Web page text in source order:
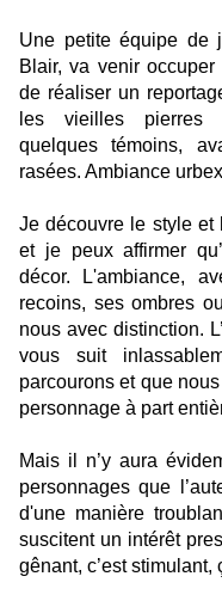
Une petite équipe de
Blair, va venir
de réaliser un
les vieilles pierres
quelques témoins,
rasées. Ambiance
Je découvre le style et
et je peux affirmer
décor. L'ambiance,
recoins, ses ombres
nous avec distinction.
vous suit
parcourons et que
personnage à part
Mais il n’y aura
personnages que
d'une manière
suscitent un intérêt
gênant, c’est stimulant,